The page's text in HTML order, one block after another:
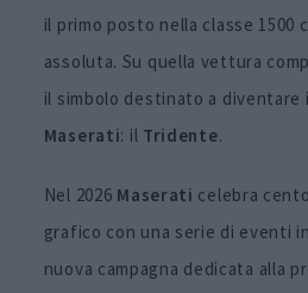
il primo posto nella classe 1500
assoluta. Su quella vettura
il simbolo destinato a
Maserati: il Tridente.
Nel 2026 Maserati celebra
grafico con una serie di eventi
nuova campagna dedicata alla